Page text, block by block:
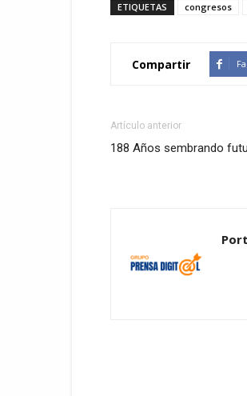
ETIQUETAS congresos
Compartir
Artículo anterior
188 Años sembrando